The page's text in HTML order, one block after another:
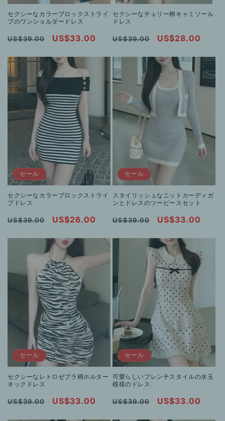
セクシーなカラーブロックストライ
プのワンショルダードレス
通
価
格
US$39.00
セ
ル
価
US$33.00
セクシーなチェリー柄キャミソール
ドレス
通
価
US$39.00
セ
ル
価
格
US$28.00
セール
セクシーなカラーブロックストライ
プドレス
通
US$39.00
セ
ル
価
格
US$26.00
セール
スタイリッシュなニットカーディガ
ンとドレスのツーピースセット
通
US$39.00
セ
ル
価
格
US$33.00
セール
セクシーなレトロゼブラ柄ホルター
ネックドレス
通
US$39.00
セ
US$33.00
セール
可愛らしいフレンチスタイルの水玉
模様のドレス
通
US$39.00
セ
US$33.00